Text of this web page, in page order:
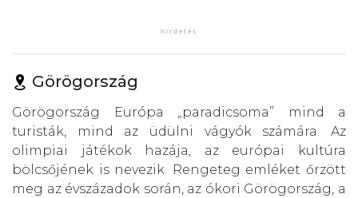
Görögország
Görögország Európa „paradicsoma” mind a
turisták, mind az üdülni vágyók számára. Az
olimpiai játékok hazája, az európai kultúra
bölcsőjének is nevezik. Rengeteg emléket őrzött
meg az évszázadok során, az ókori Görögország, a